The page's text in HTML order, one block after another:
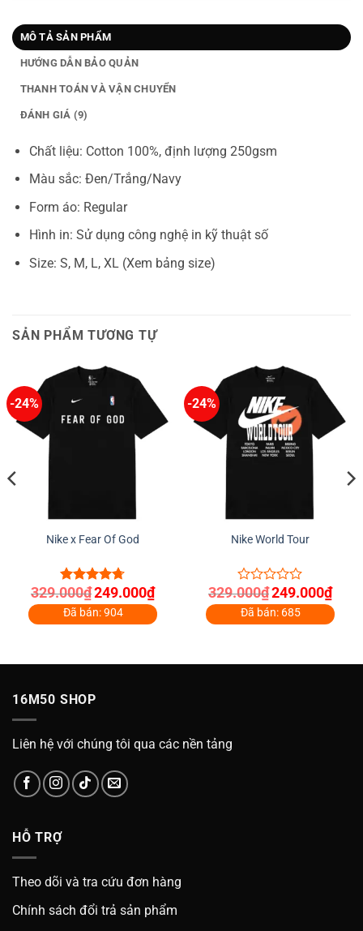
MÔ TẢ SẢN PHẨM
HƯỚNG DẪN BẢO QUẢN
THANH TOÁN VÀ VẬN CHUYỂN
ĐÁNH GIÁ (9)
Chất liệu: Cotton 100%, định lượng 250gsm
Màu sắc: Đen/Trắng/Navy
Form áo: Regular
Hình in: Sử dụng công nghệ in kỹ thuật số
Size: S, M, L, XL (Xem bảng size)
SẢN PHẨM TƯƠNG TỰ
-24%
Nike x Fear Of God
4.67out
of 5
329.000₫Giá
gốc
là:
329.000₫.
249.000₫Giá
hiện
tại
là:
Đã bán: 904
-24%
Nike World Tour
0
out
of
329.000₫Giá
gốc
là:
329.000₫.
249.000₫Giá
hiện
tại
là:
Đã bán: 685
16M50 SHOP
Liên hệ với chúng tôi qua các nền tảng
HỖ TRỢ
Theo dõi và tra cứu đơn hàng
Chính sách đổi trả sản phẩm